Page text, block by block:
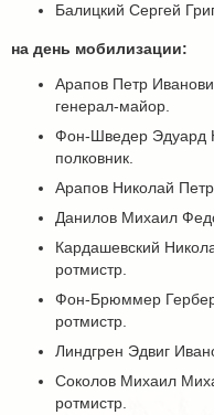
Балицкий Сергей
на день мобилизации:
Арапов Петр
генерал-майор.
Фон-Шведер Эдуард
полковник.
Арапов Николай
Данилов Михаил
Кардашевский
ротмистр.
Фон-Брюммер
ротмистр.
Линдгрен Эдвиг
Соколов Михаил
ротмистр.